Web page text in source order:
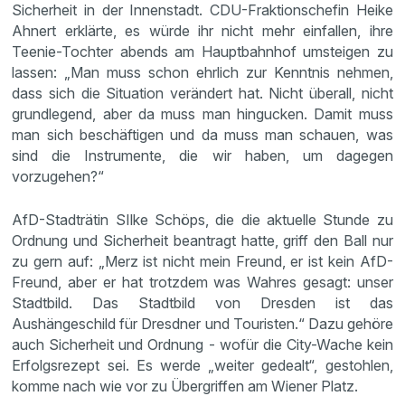
Sicherheit in der Innenstadt. CDU-Fraktionschefin Heike
Ahnert erklärte, es würde ihr nicht mehr einfallen, ihre
Teenie-Tochter abends am Hauptbahnhof umsteigen zu
lassen: „Man muss schon ehrlich zur Kenntnis nehmen,
dass sich die Situation verändert hat. Nicht überall, nicht
grundlegend, aber da muss man hingucken. Damit muss
man sich beschäftigen und da muss man schauen, was
sind die Instrumente, die wir haben, um dagegen
vorzugehen?“
AfD-Stadträtin SIlke Schöps, die die aktuelle Stunde zu
Ordnung und Sicherheit beantragt hatte, griff den Ball nur
zu gern auf: „Merz ist nicht mein Freund, er ist kein AfD-
Freund, aber er hat trotzdem was Wahres gesagt: unser
Stadtbild. Das Stadtbild von Dresden ist das
Aushängeschild für Dresdner und Touristen.“ Dazu gehöre
auch Sicherheit und Ordnung - wofür die City-Wache kein
Erfolgsrezept sei. Es werde „weiter gedealt“, gestohlen,
komme nach wie vor zu Übergriffen am Wiener Platz.